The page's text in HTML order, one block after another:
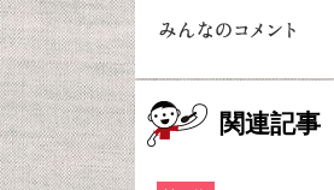
関連記事